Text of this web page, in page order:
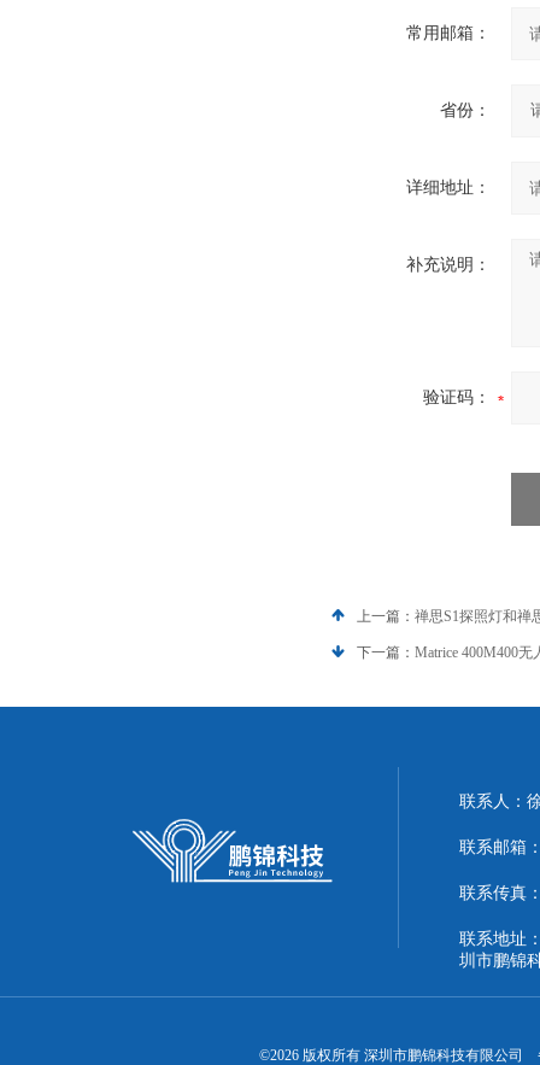
常用邮箱：
省份：
详细地址：
补充说明：
验证码：
上一篇： 禅思S1探照灯和禅
下一篇： Matrice 400M400
联系人：
联系邮箱
联系传真
联系地址
圳市鹏锦
©2026 版权所有 深圳市鹏锦科技有限公司